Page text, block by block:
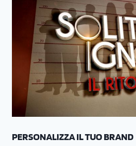
PERSONALIZZA IL TUO BRAND